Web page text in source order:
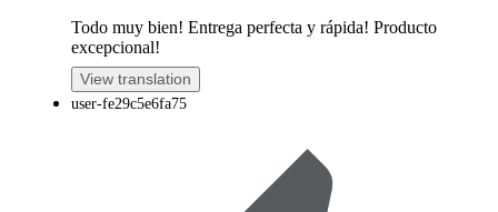
Todo muy bien! Entrega perfecta y rápida! Producto
excepcional!
View translation
user-fe29c5e6fa75